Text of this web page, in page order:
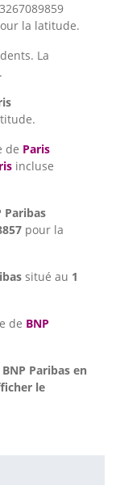
la latitude.
La
de Paris
incluse
Paribas
pour la
situé au 1
de BNP
Paribas en
le